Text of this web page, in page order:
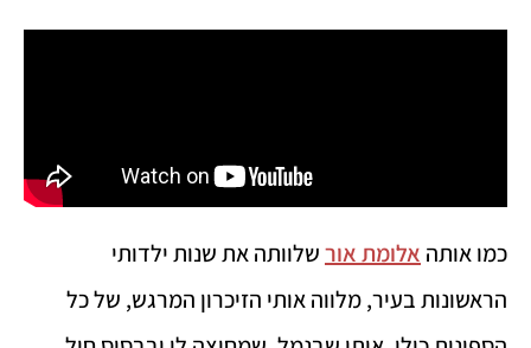
כמו אותה אלומת אורשלוותה את שנות ילדותי
הראשונות בעיר, מלווה אותי הזיכרון המרגש, של כל